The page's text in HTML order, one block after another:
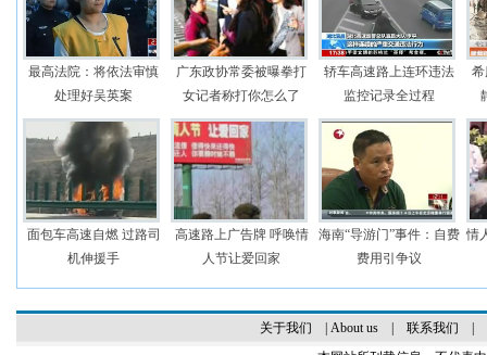
最高法院：将依法审慎
处理好吴英案
广东政协常委被曝拳打
女记者称打你怎么了
轿车高速路上连环违法
监控记录全过程
面包车高速自燃 过路司
机伸援手
高速路上广告牌 呼唤情
人节让爱回家
海南“导游门”事件：自费
费用引争议
情
关于我们 About us| 联系我们